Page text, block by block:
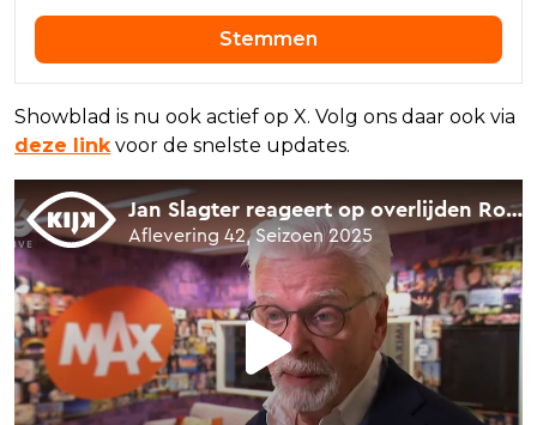
Stemmen
Showblad is nu ook actief op X. Volg ons daar ook via
deze linkvoor de snelste updates.